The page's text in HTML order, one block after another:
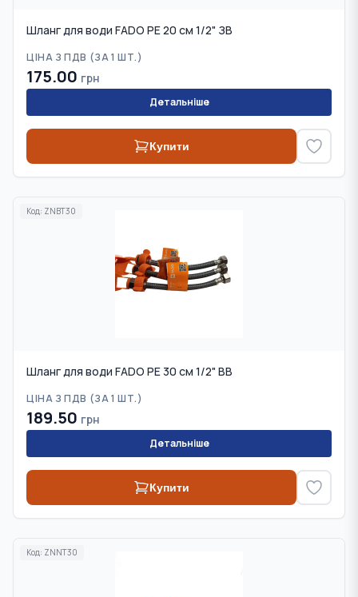
Шланг для води FADO PE 20 см 1/2" ЗВ
ЦІНА З ПДВ (ЗА 1 ШТ.)
175.00 грн
Детальніше
Купити
Код: ZNBT30
Шланг для води FADO PE 30 см 1/2" ВВ
ЦІНА З ПДВ (ЗА 1 ШТ.)
189.50 грн
Детальніше
Купити
Код: ZNNT30